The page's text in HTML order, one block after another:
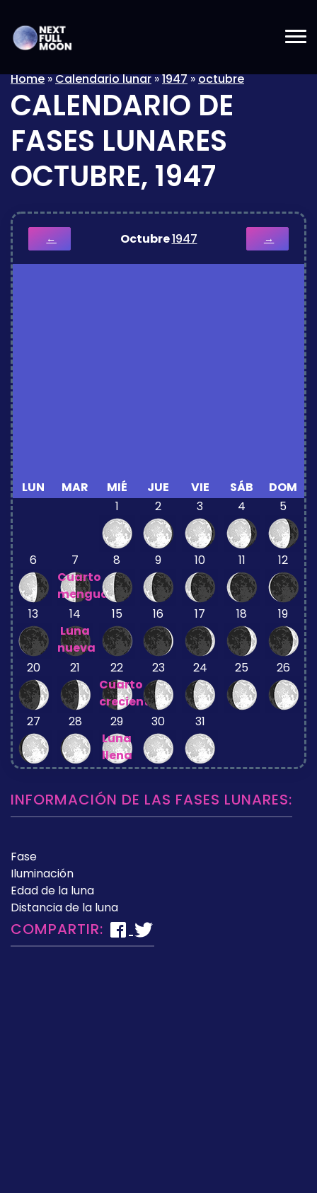
Home»Calendario lunar»1947»octubre
CALENDARIO DE
FASES LUNARES
OCTUBRE, 1947
← Octubre1947 →
LUN MAR MIÉ JUE VIE SÁB
DOM
1
2 3 4 5
6
7
Cuarto
menguante
8 9 10 11 12
13
14
Luna
nueva
15 16 17 18 19
20 21
22
Cuarto
creciente
23 24 25 26
27 28
29
Luna
llena
30 31
INFORMACIÓN DE LAS FASES LUNARES:
Fase
Iluminación
Edad de la luna
Distancia de la luna
COMPARTIR: